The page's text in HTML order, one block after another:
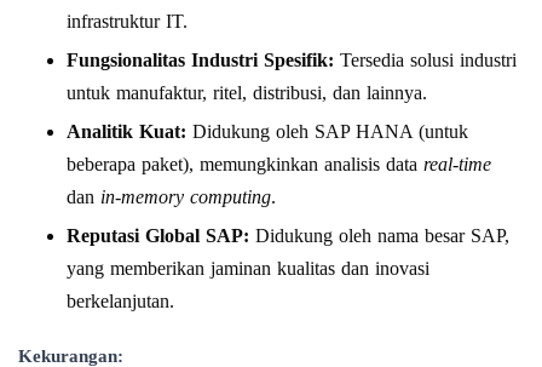
infrastruktur IT.
Fungsionalitas Industri Spesifik: Tersedia solusi industri
untuk manufaktur, ritel, distribusi, dan lainnya.
Analitik Kuat: Didukung oleh SAP HANA (untuk
beberapa paket), memungkinkan analisis data real-time
dan in-memory computing.
Reputasi Global SAP: Didukung oleh nama besar SAP,
yang memberikan jaminan kualitas dan inovasi
berkelanjutan.
Kekurangan: